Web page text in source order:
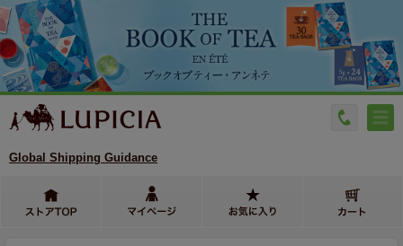
Global Shipping Guidance